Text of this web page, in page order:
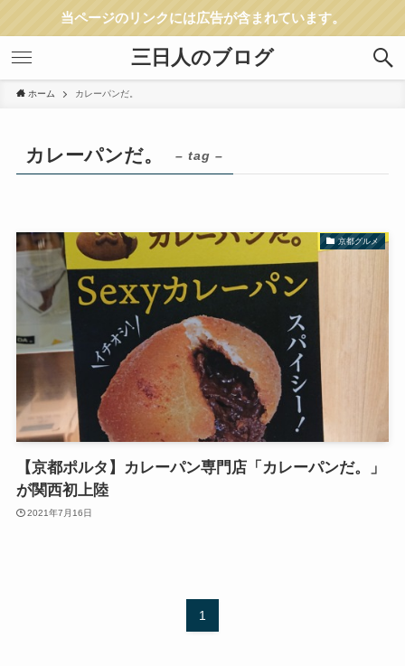
当ページのリンクには広告が含まれています。
三日人のブログ
ホーム カレーパンだ。
カレーパンだ。 – tag –
京都グルメ
【京都ポルタ】カレーパン専門店「カレーパンだ。」
が関西初上陸
2021年7月16日
1